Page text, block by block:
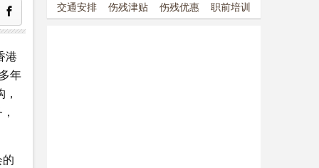
港
年
的
交通安排 伤残津贴 伤残优惠 职前培训